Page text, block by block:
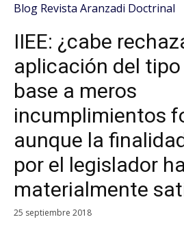
Blog Revista Aranzadi Doctrinal
IIEE: ¿cabe
aplicación del
base a meros
incumplimientos
aunque la
por el legislador
materialmente
25 septiembre 2018